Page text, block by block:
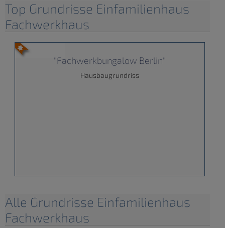
Top Grundrisse Einfamilienhaus
Fachwerkhaus
"Fachwerkbungalow Berlin"
Hausbaugrundriss
Alle Grundrisse Einfamilienhaus
Fachwerkhaus